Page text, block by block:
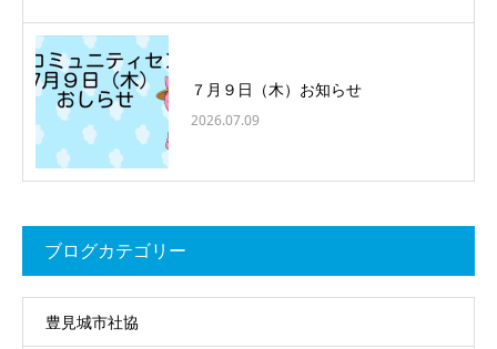
７月９日（木）お知らせ
2026.07.09
ブログカテゴリー
豊見城市社協